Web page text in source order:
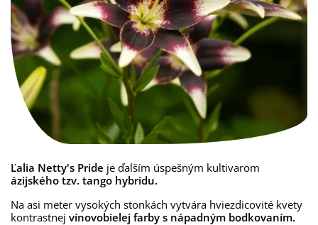
Ľalia Netty's Pride je ďalším úspešným kultivarom
ázijského tzv. tango hybridu.
Na asi meter vysokých stonkách vytvára hviezdicovité kvety
kontrastnej vínovobielej farby s nápadným bodkovaním.